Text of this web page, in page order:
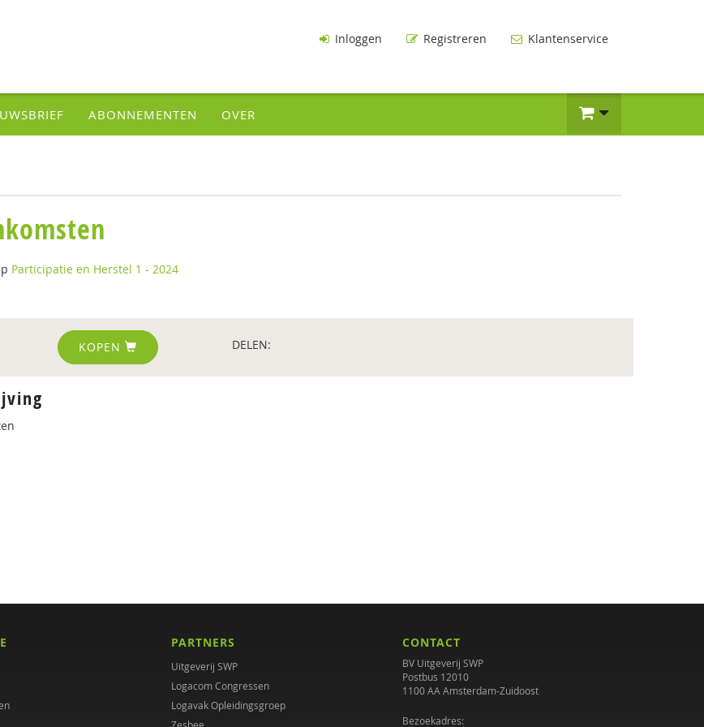
Inloggen Registreren Klantenservice
ABONNEMENTEN OVER
Participatie en Herstel 1 - 2024
KOPEN DELEN:
PARTNERS
Uitgeverij SWP
Logacom Congressen
Logavak Opleidingsgroep
CONTACT
BV Uitgeverij SWP
Postbus 12010
1100 AA Amsterdam-Zuidoost
Bezoekadres: